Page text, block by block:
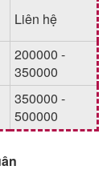
Liên hệ
200000 -
350000
350000 -
500000